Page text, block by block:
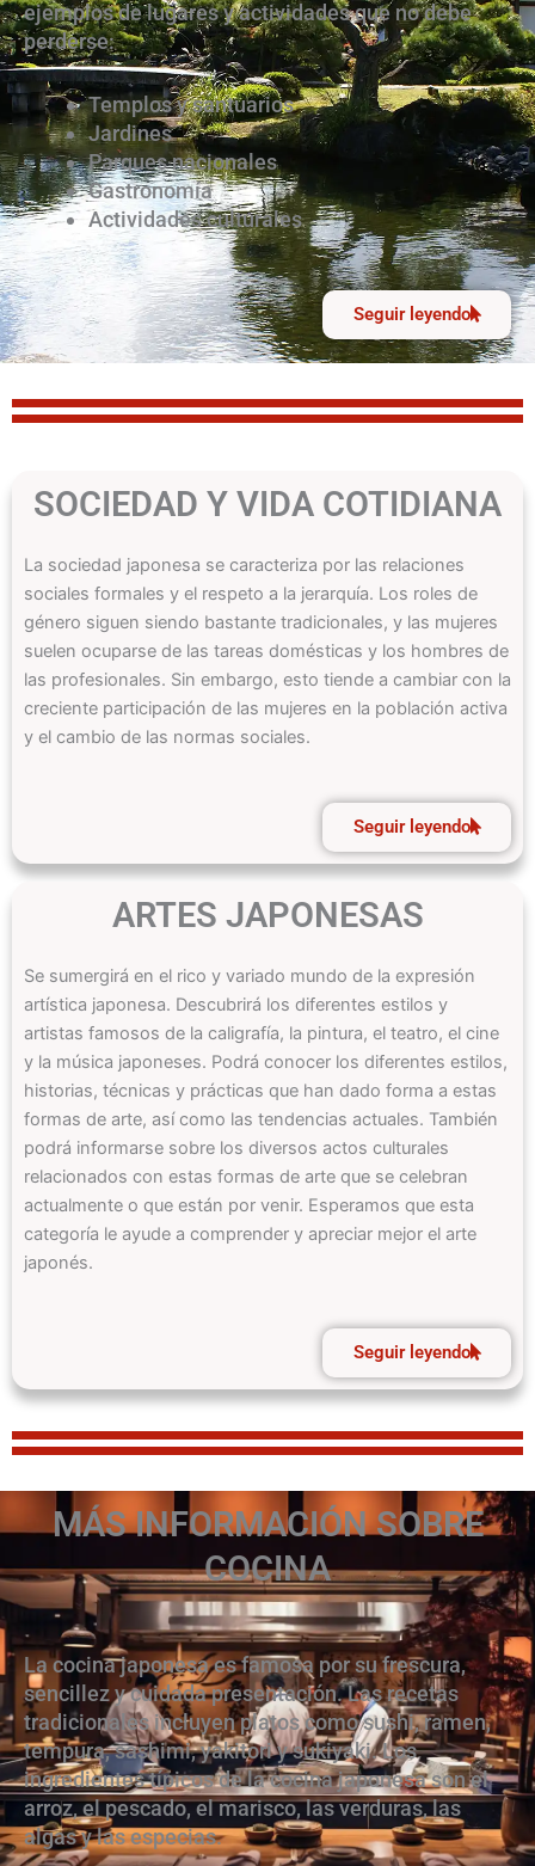
ejemplos de lugares y actividades que no debe
perderse:
Templos y santuarios
Jardines
Parques nacionales
Gastronomía
Actividades culturales
Seguir leyendo
SOCIEDAD Y VIDA COTIDIANA
La sociedad japonesa se caracteriza por las relaciones
sociales formales y el respeto a la jerarquía. Los roles de
género siguen siendo bastante tradicionales, y las mujeres
suelen ocuparse de las tareas domésticas y los hombres de
las profesionales. Sin embargo, esto tiende a cambiar con la
creciente participación de las mujeres en la población activa
y el cambio de las normas sociales.
Seguir leyendo
ARTES JAPONESAS
Se sumergirá en el rico y variado mundo de la expresión
artística japonesa. Descubrirá los diferentes estilos y
artistas famosos de la caligrafía, la pintura, el teatro, el cine
y la música japoneses. Podrá conocer los diferentes estilos,
historias, técnicas y prácticas que han dado forma a estas
formas de arte, así como las tendencias actuales. También
podrá informarse sobre los diversos actos culturales
relacionados con estas formas de arte que se celebran
actualmente o que están por venir. Esperamos que esta
categoría le ayude a comprender y apreciar mejor el arte
japonés.
Seguir leyendo
MÁS INFORMACIÓN SOBRE
COCINA
La cocina japonesa es famosa por su frescura,
sencillez y cuidada presentación. Las recetas
tradicionales incluyen platos como sushi, ramen,
tempura, sashimi, yakitori y sukiyaki. Los
ingredientes típicos de la cocina japonesa son el
arroz, el pescado, el marisco, las verduras, las
algas y las especias.